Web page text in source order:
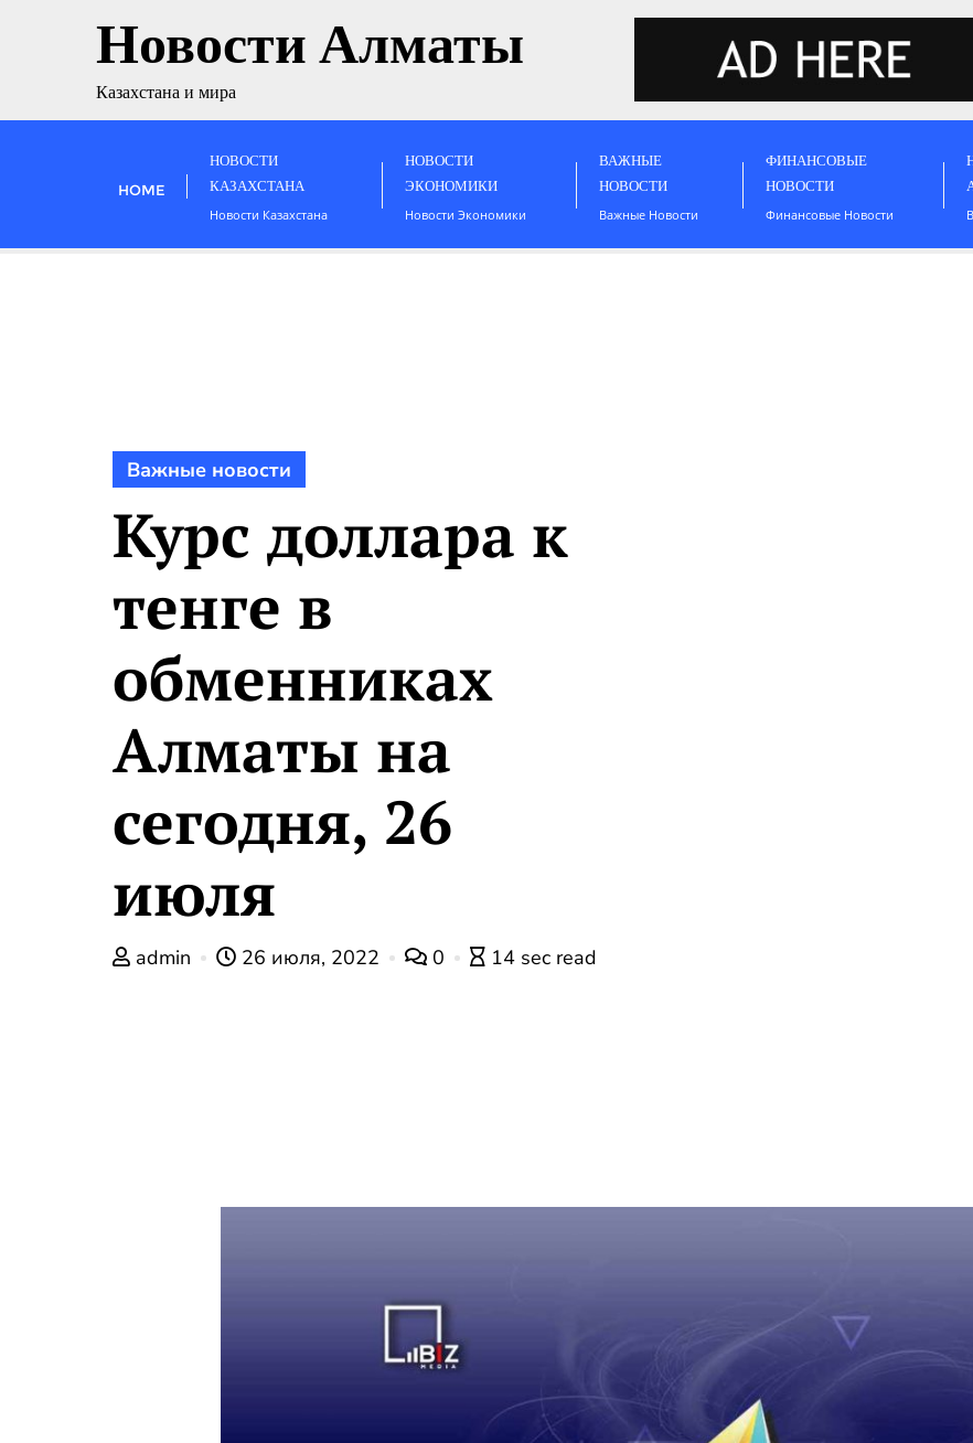
Новости Алматы
Казахстана и мира
HOME
НОВОСТИ
КАЗАХСТАНА
Новости Казахстана
НОВОСТИ
ЭКОНОМИКИ
Новости Экономики
ВАЖНЫЕ
НОВОСТИ
Важные Новости
ФИНАНСОВЫЕ
НОВОСТИ
Финансовые Новости
Важные новости
Курс доллара к
тенге в
обменниках
Алматы на
сегодня, 26
июля
admin 26 июля, 2022 0 14 sec read